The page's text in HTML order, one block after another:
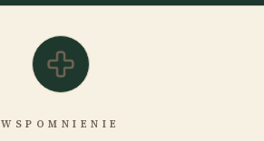
WSPOMNIENIE